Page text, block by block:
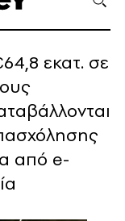
εκατ. σε
από e-